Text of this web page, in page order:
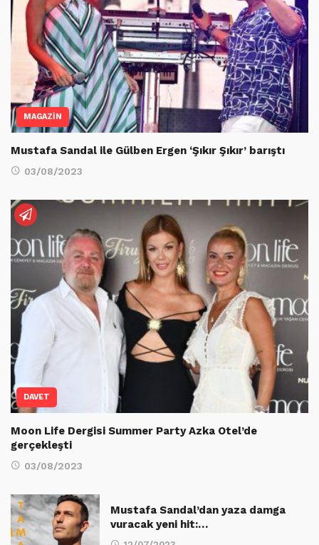
MAGAZİN
Mustafa Sandal ile Gülben Ergen ‘Şıkır Şıkır’ barıştı
03/08/2023
DAVET
Moon Life Dergisi Summer Party Azka Otel’de
gerçekleşti
03/08/2023
Mustafa Sandal’dan yaza damga
vuracak yeni hit:…